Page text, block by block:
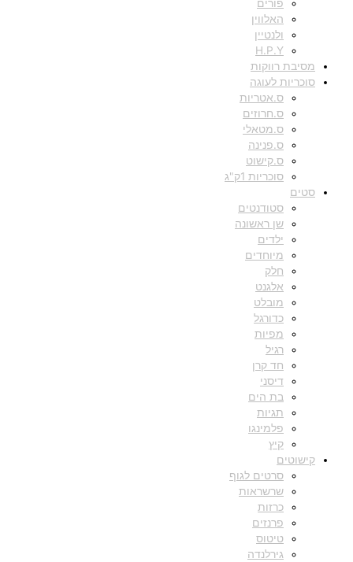
פורים
האלווין
ולנטיין
H.P.Y
מסיבת רווקות
סוכריות לעוגה
ס.אטריות
ס.חרוזים
ס.מטאלי
ס.פנינה
ס.קישוט
סוכריות 1ק"ג
סטים
סטודנטים
שן ראשונה
ילדים
מיוחדים
חלק
אלגנט
מובלט
כדורגל
מפיות
רגיל
חד קרן
דיסני
בת הים
תגיות
פלמינגו
קיץ
קישוטים
סרטים לגוף
שרשראות
כרזות
פרנזים
טיטוס
גירלנדה